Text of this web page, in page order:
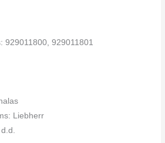
929011800, 929011801
Liebherr